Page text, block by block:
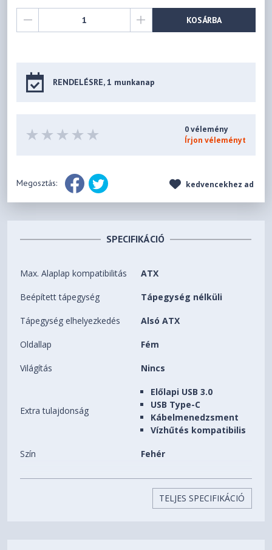
KOSÁRBA
RENDELÉSRE, 1 munkanap
0 vélemény
Írjon véleményt
Megosztás: kedvencekhez ad
SPECIFIKÁCIÓ
Max. Alaplap kompatibilitás ATX
Beépített tápegység Tápegység nélküli
Tápegység elhelyezkedés Alsó ATX
Oldallap Fém
Világítás Nincs
Extra tulajdonság
Előlapi USB 3.0
USB Type-C
Kábelmenedzsment
Vízhűtés kompatibilis
Szín Fehér
Beépíthető HDD-k (3,5")
TELJES SPECIFIKÁCIÓ